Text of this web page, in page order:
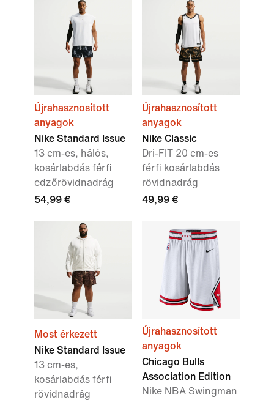
Újrahasznosított
anyagok
Nike Standard Issue
13 cm-es, hálós,
kosárlabdás férfi
edzőrövidnadrág
54,99 €
Újrahasznosított
anyagok
Nike Classic
Dri-FIT 20 cm-es
férfi kosárlabdás
rövidnadrág
49,99 €
Most érkezett
Nike Standard Issue
13 cm-es,
kosárlabdás férfi
rövidnadrág
Újrahasznosított
anyagok
Chicago Bulls
Association Edition
Nike NBA Swingman